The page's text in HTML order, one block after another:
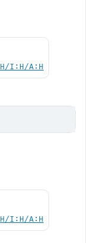
I:H/A:H
I:H/A:H